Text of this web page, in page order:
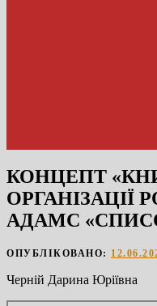
КОНЦЕПТ
ОРГАНІЗАЦІЇ
АДАМС
ОПУБЛІКОВАНО:
Черній Дарина Юріївна